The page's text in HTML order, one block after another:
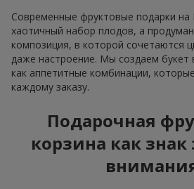
Современные фруктовые подарки
хаотичный набор плодов, а
композиция, в которой сочетаются
даже настроение. Мы создаем букет
как аппетитные комбинации,
каждому заказу.
Подарочная
корзина как